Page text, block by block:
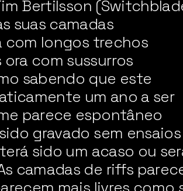
Bertilsson
suas camadas
com longos trechos
com sussurros
sabendo que este
um ano a ser
parece espontâneo
gravado sem
sido um acaso ou
camadas de riffs